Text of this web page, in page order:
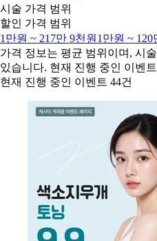
시술 가격 범위
할인 가격 범위
1만원 ~ 217만 9천원 1만원 ~ 120
가격 정보는 평균 범위이며, 시
있습니다. 현재 진행 중인 이벤
현재 진행 중인 이벤트 44건